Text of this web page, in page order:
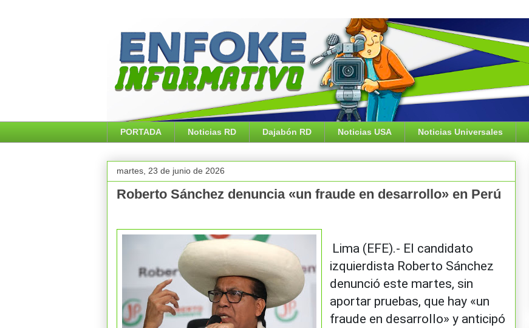
PORTADA Noticias RD Dajabón RD Noticias USA Noticias Universales
martes, 23 de junio de 2026
Roberto Sánchez denuncia «un fraude en desarrollo» en Perú
Lima (EFE).- El candidato
izquierdista Roberto Sánchez
denunció este martes, sin
aportar pruebas, que hay «un
fraude en desarrollo» y anticipó